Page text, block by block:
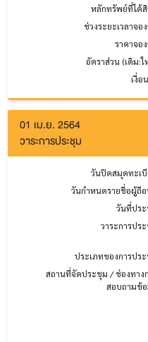
หลักทรัพย์ที่ได้
ช่วงระยะเวลาจอ
ราคาจอ
อัตราส่วน (เดิม:ใ
เงื่อ
01 เม.ย. 2564
วาระการประชุม
วันปิดสมุดทะเ
วันกำหนดรายชื่อผู้ถื
วันที่ปร
วาระการปร
ประเภทของการปร
สถานที่จัดประชุม / ช่องทาง
สอบถามข้